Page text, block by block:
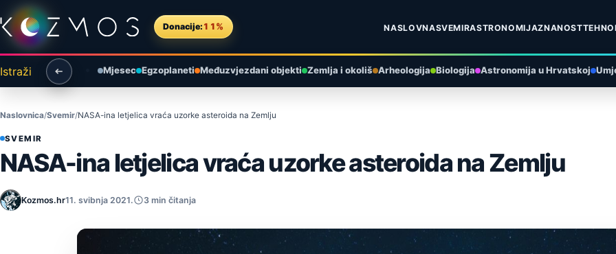
Preskoči na sadržaj
Donacije: 11% NASLOVNASVEMIRASTRONOMIJAZNANOST
Istraži Mjesec Egzoplaneti Međuzvjezdani objekti Zemlja i okoliš Arheologija Biologija Astronomija u Hrvatskoj
Naslovnica Svemir NASA-ina letjelica vraća uzorke asteroida na Zemlju
SVEMIR
NASA-ina letjelica vraća uzorke asteroida na Zemlju
Kozmos.hr11. svibnja 2021. 3 min čitanja